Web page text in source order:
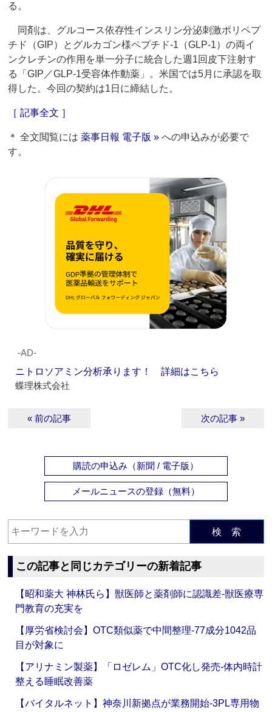
る。
同剤は、グルコース依存性インスリン分泌刺激ポリペプ
チド（GIP）とグルカゴン様ペプチド-1（GLP-1）の両イ
ンクレチンの作用を単一分子に統合した週1回皮下注射す
る「GIP／GLP-1受容体作動薬」。米国では5月に承認を取
得した。今回の契約は1日に締結した。
［ 記事全文 ］
＊ 全文閲覧には薬事日報 電子版 » への申込みが必要で
す。
‐AD‐
ニトロソアミン分析承ります！ 詳細はこちら
蝶理株式会社
« 前の記事 次の記事 »
購読の申込み（新聞 / 電子版）
メールニュースの登録（無料）
検 索
この記事と同じカテゴリーの新着記事
【昭和薬大 神林氏ら】獣医師と薬剤師に認識差‐獣医療専
門教育の充実を
【厚労省検討会】OTC類似薬で中間整理‐77成分1042品
目が対象に
【アリナミン製薬】「ロゼレム」OTC化し発売‐体内時計
整える睡眠改善薬
【バイタルネット】神奈川新拠点が業務開始‐3PL専用物